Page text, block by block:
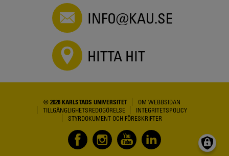
INFO@KAU.SE
HITTA HIT
© 2026 KARLSTADS UNIVERSITET
OM WEBBSIDAN
TILLGÄNGLIGHETSREDOGÖRELSE
INTEGRITETSPOLICY
STYRDOKUMENT OCH FÖRESKRIFTER